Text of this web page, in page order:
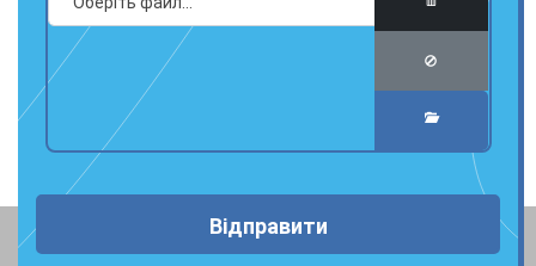
Відправити